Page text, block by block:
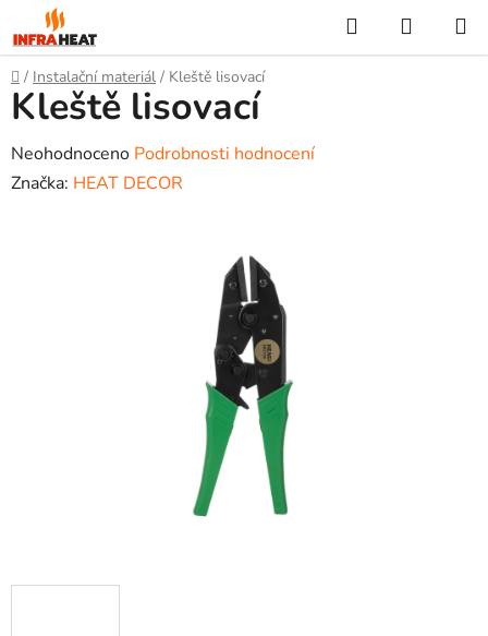
na
obsah
Hledat
KOŠÍK
Domů
/ Instalační materiál / Kleště lisovací
Kleště lisovací
Průměrné
hodnocení
Neohodnoceno Podrobnosti hodnocení
Značka: HEAT DECOR